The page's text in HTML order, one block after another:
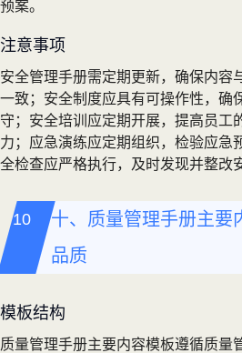
预案。
注意事项
安全管理手册需定期更新，确保内容
一致；安全制度应具有可操作性，确
守；安全培训应定期开展，提高员工
力；应急演练应定期组织，检验应急
全检查应严格执行，及时发现并整改
十、质量管理手册主要
品质
模板结构
质量管理手册主要内容模板遵循质量